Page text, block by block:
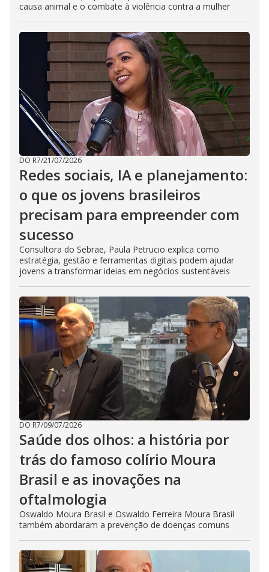
causa animal e o combate à violência contra a mulher
DO R7/21/07/2026
Redes sociais, IA e planejamento:
o que os jovens brasileiros
precisam para empreender com
sucesso
Consultora do Sebrae, Paula Petrucio explica como
estratégia, gestão e ferramentas digitais podem ajudar
jovens a transformar ideias em negócios sustentáveis
DO R7/09/07/2026
Saúde dos olhos: a história por
trás do famoso colírio Moura
Brasil e as inovações na
oftalmologia
Oswaldo Moura Brasil e Oswaldo Ferreira Moura Brasil
também abordaram a prevenção de doenças comuns